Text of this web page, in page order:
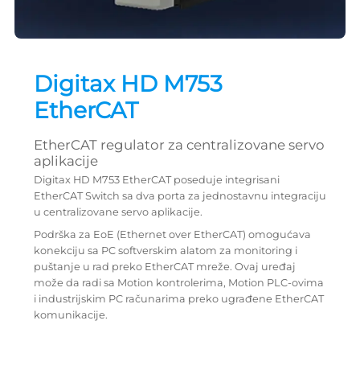
Digitax HD M753
EtherCAT
EtherCAT regulator za centralizovane servo
aplikacije
Digitax HD M753 EtherCAT poseduje integrisani
EtherCAT Switch sa dva porta za jednostavnu integraciju
u centralizovane servo aplikacije.
Podrška za EoE (Ethernet over EtherCAT) omogućava
konekciju sa PC softverskim alatom za monitoring i
puštanje u rad preko EtherCAT mreže. Ovaj uređaj
može da radi sa Motion kontrolerima, Motion PLC-ovima
i industrijskim PC računarima preko ugrađene EtherCAT
komunikacije.